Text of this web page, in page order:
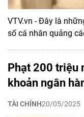
VTV.vn - Đây là
số cá nhân quảng
Phạt 200 triệu
khoản ngân
TÀI CHÍNH20/05/2025